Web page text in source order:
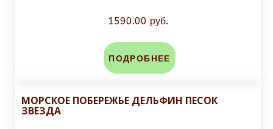
1590.00 руб.
ПОДРОБНЕЕ
МОРСКОЕ ПОБЕРЕЖЬЕ ДЕЛЬФИН ПЕСОК
ЗВЕЗДА